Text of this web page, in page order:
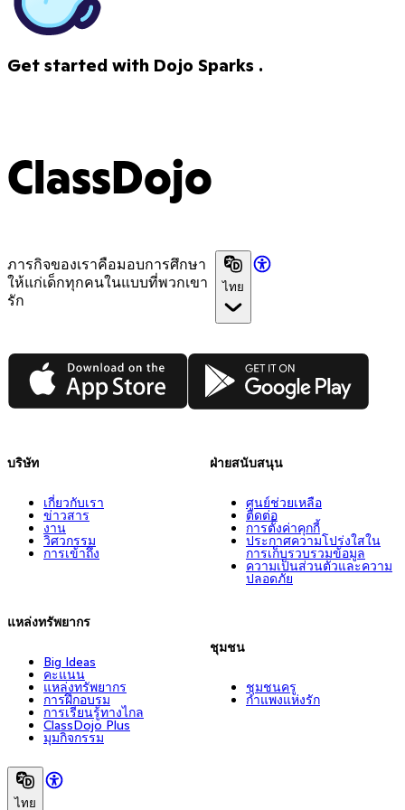
Get started with Dojo Sparks .
ClassDojo
ภารกิจของเราคือมอบการศึกษา
ให้แก่เด็กทุกคนในแบบที่พวกเขา
รัก
ไทย
App Store Google Play
บริษัท
เกี่ยวกับเรา
ข่าวสาร
งาน
วิศวกรรม
การเข้าถึง
แหล่งทรัพยากร
Big Ideas
คะแนน
แหล่งทรัพยากร
การฝึกอบรม
การเรียนรู้ทางไกล
ClassDojo Plus
มุมกิจกรรม
ฝ่ายสนับสนุน
ศูนย์ช่วยเหลือ
ติดต่อ
การตั้งค่าคุกกี้
ประกาศความโปร่งใสใน
การเก็บรวบรวมข้อมูล
ความเป็นส่วนตัวและความ
ปลอดภัย
ชุมชน
ชุมชนครู
กำแพงแห่งรัก
ไทย